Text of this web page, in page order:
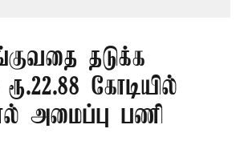
தடுக்க
கோடியில்
அமைப்பு பணி